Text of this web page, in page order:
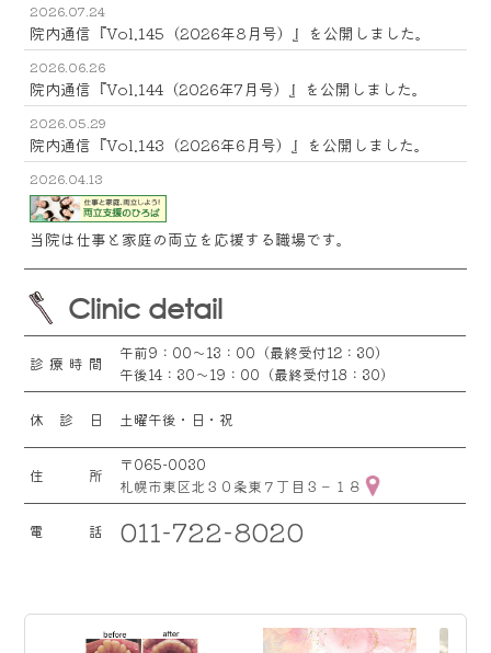
2026.07.24
院内通信『Vol.145（2026年8月号）』を公開しました。
2026.06.26
院内通信『Vol.144（2026年7月号）』を公開しました。
2026.05.29
院内通信『Vol.143（2026年6月号）』を公開しました。
2026.04.13
当院は仕事と家庭の両立を応援する職場です。
Clinic detail
診療時間
午前9：00～13：00（最終受付12：30）
午後14：30～19：00（最終受付18：30）
休診日 土曜午後・日・祝
住所
〒065-0030
札幌市東区北３０条東７丁目３－１８
電話 011-722-8020